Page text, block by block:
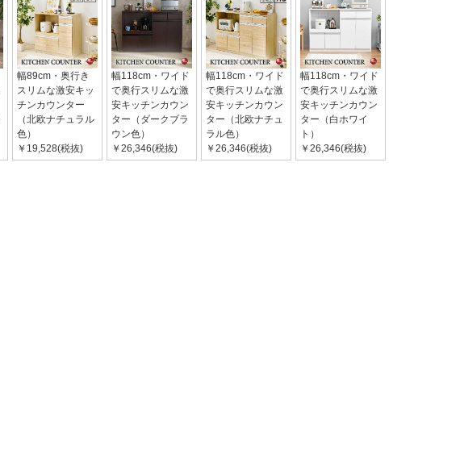
幅89cm・奥行き
スリムな激安キッ
チンカウンター
（北欧ナチュラル
色）
￥19,528(税抜)
幅118cm・ワイド
で奥行スリムな激
安キッチンカウン
ター（ダークブラ
ウン色）
￥26,346(税抜)
幅118cm・ワイド
で奥行スリムな激
安キッチンカウン
ター（北欧ナチュ
ラル色）
￥26,346(税抜)
幅118cm・ワイド
で奥行スリムな激
安キッチンカウン
ター（白ホワイ
ト）
￥26,346(税抜)